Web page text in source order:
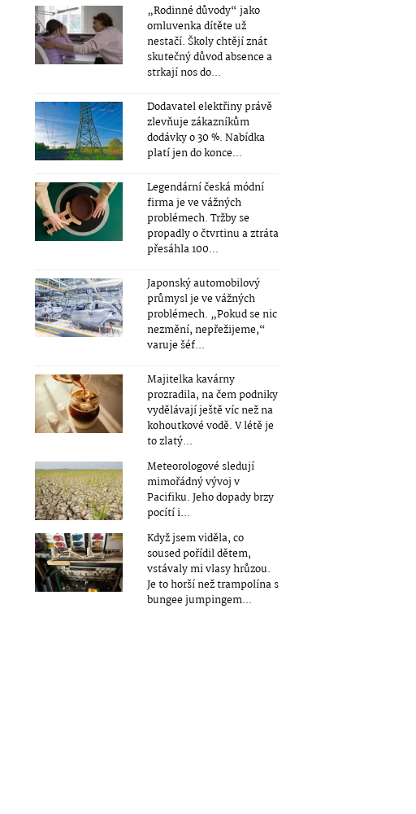
„Rodinné důvody“ jako
omluvenka dítěte už
nestačí. Školy chtějí znát
skutečný důvod absence a
strkají nos do...
Dodavatel elektřiny právě
zlevňuje zákazníkům
dodávky o 30 %. Nabídka
platí jen do konce...
Legendární česká módní
firma je ve vážných
problémech. Tržby se
propadly o čtvrtinu a ztráta
přesáhla 100...
Japonský automobilový
průmysl je ve vážných
problémech. „Pokud se nic
nezmění, nepřežijeme,“
varuje šéf...
Majitelka kavárny
prozradila, na čem podniky
vydělávají ještě víc než na
kohoutkové vodě. V létě je
to zlatý...
Meteorologové sledují
mimořádný vývoj v
Pacifiku. Jeho dopady brzy
pocítí i...
Když jsem viděla, co
soused pořídil dětem,
vstávaly mi vlasy hrůzou.
Je to horší než trampolína s
bungee jumpingem...